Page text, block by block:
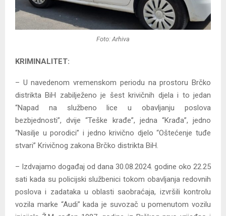
Foto: Arhiva
KRIMINALITET:
– U navedenom vremenskom periodu na prostoru Brčko
distrikta BiH zabilježeno je šest krivičnih djela i to jedan
“Napad na službeno lice u obavljanju poslova
bezbjednosti”, dvije “Teške krađe”, jedna “Krađa”, jedno
“Nasilje u porodici” i jedno krivično djelo “Oštećenje tuđe
stvari” Krivičnog zakona Brčko distrikta BiH.
– Izdvajamo događaj od dana 30.08.2024. godine oko 22.25
sati kada su policijski službenici tokom obavljanja redovnih
poslova i zadataka u oblasti saobraćaja, izvršili kontrolu
vozila marke “Audi” kada je suvozač u pomenutom vozilu